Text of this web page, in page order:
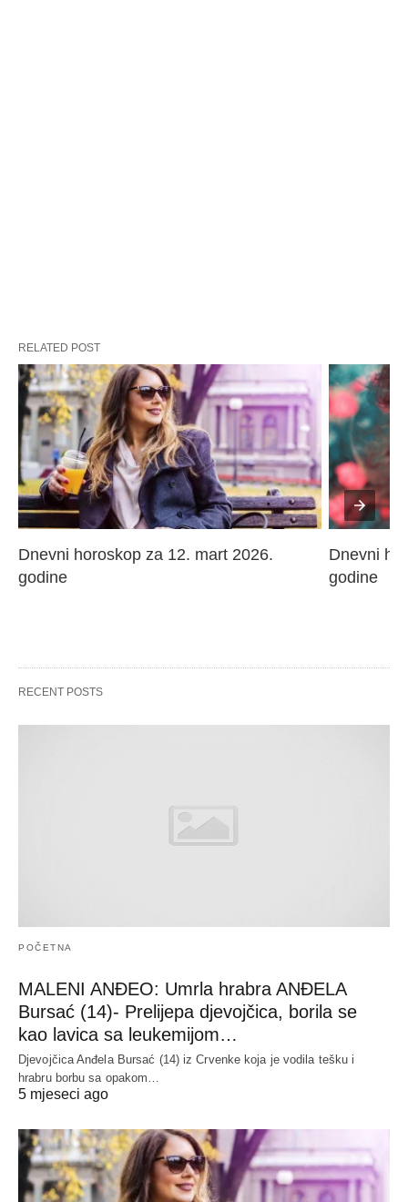
RELATED POST
Dnevni horoskop za 12. mart 2026.
godine
Dnevni
godine
RECENT POSTS
POČETNA
MALENI ANĐEO: Umrla hrabra ANĐELA
Bursać (14)- Prelijepa djevojčica, borila se
kao lavica sa leukemijom…
Djevojčica Anđela Bursać (14) iz Crvenke koja je vodila tešku i
hrabru borbu sa opakom…
5 mjeseci ago